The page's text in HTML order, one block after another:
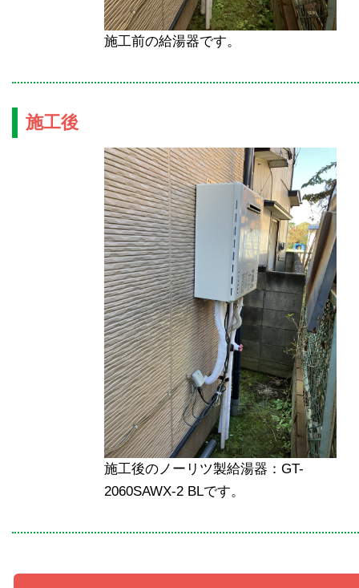
施工前の給湯器です。
施工後
施工後のノーリツ製給湯器：GT-
2060SAWX-2 BLです。